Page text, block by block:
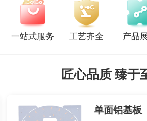
一站式服务 工艺齐全 产品
匠心品质 臻于
单面铝基板